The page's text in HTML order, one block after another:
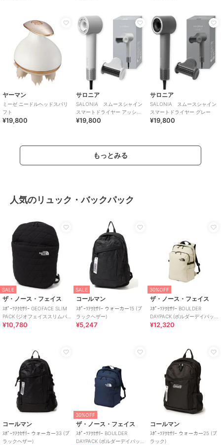
ヤーマン
ミーゼ ニードルヘッドスパリ
フト
¥19,800
サロニア
SALONIA スムースシャイン
スマートドライヤー アッシュ
ホワイト
¥19,800
サロニア
SALONIA スムースシャイン
スマートドライヤー グレー
¥19,800
もっとみる
人気のリュック・バックパック
SALE
ザ・ノース・フェイス
ｽﾎﾟｰﾂｱｸｾｻﾘｰ GEOFACE SLIM
PACK (ジオフェイススリムパ
ック)
¥10,780
SALE
コールマン
ｽﾎﾟｰﾂｱｸｾｻﾘｰ ウォーカー15 (ブ
ラックヘザー)
¥5,247
30%OFF
ザ・ノース・フェイス
ｽﾎﾟｰﾂｱｸｾｻﾘｰ BOULDER
DAYPACK (ボルダーデイパッ
ク)
¥12,320
コールマン
ｽﾎﾟｰﾂｱｸｾｻﾘｰ ウォーカー33 (ブ
ラックヘザー)
30%OFF
ザ・ノース・フェイス
ｽﾎﾟｰﾂｱｸｾｻﾘｰ BOULDER
DAYPACK (ボルダーデイパッ
コールマン
ｽﾎﾟｰﾂｱｸｾｻﾘｰ ウォーカー25 (ブ
ラック)